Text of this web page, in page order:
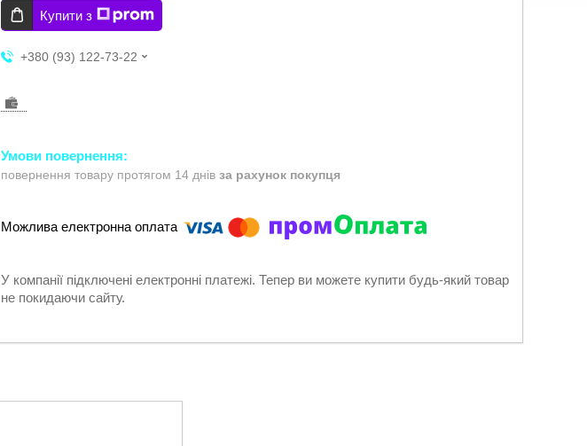
Купити з
+380 (93) 122-73-22
повернення товару протягом 14 днів за рахунок покупця
У компанії підключені електронні платежі. Тепер ви можете купити будь-який товар
не покидаючи сайту.